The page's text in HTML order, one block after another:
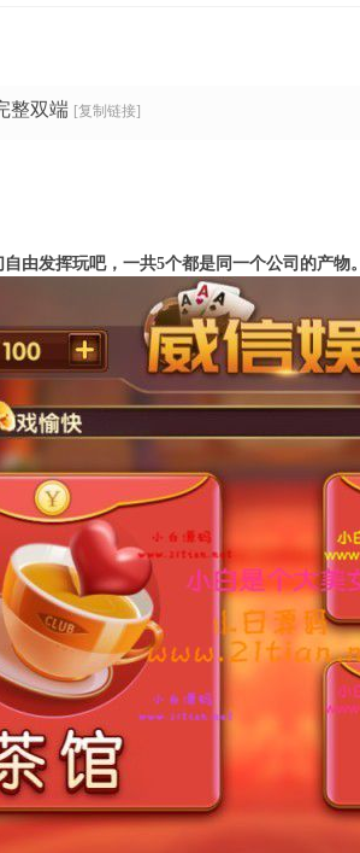
整双端 [复制链接]
由发挥玩吧，一共5个都是同一个公司的产物。